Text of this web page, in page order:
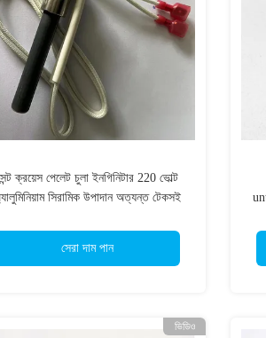
ক্রয়েস পেলেট চুলা ইনগিনিটার 220 ভোল্ট
সিরামিক উপাদান অত্যন্ত টেকসই
সেরা দাম পান
ভিডিও